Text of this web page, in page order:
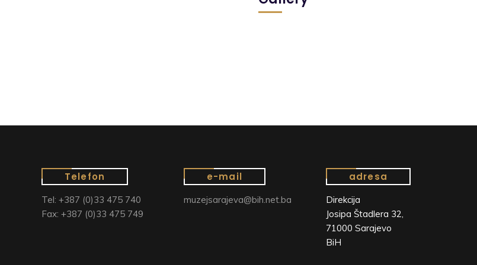
Telefon
Tel: +387 (0)33 475 740
Fax: +387 (0)33 475 749
e-mail
muzejsarajeva@bih.net.ba
adresa
Direkcija
Josipa Štadlera 32,
71000 Sarajevo
BiH